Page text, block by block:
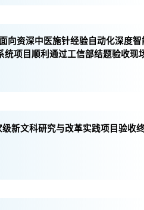
向资深中医施针经验自动化深度智
统项目顺利通过工信部结题验收现
新文科研究与改革实践项目验收